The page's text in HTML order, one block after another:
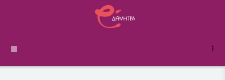
Μετάβαση στο κεντρικό περιεχόμενο